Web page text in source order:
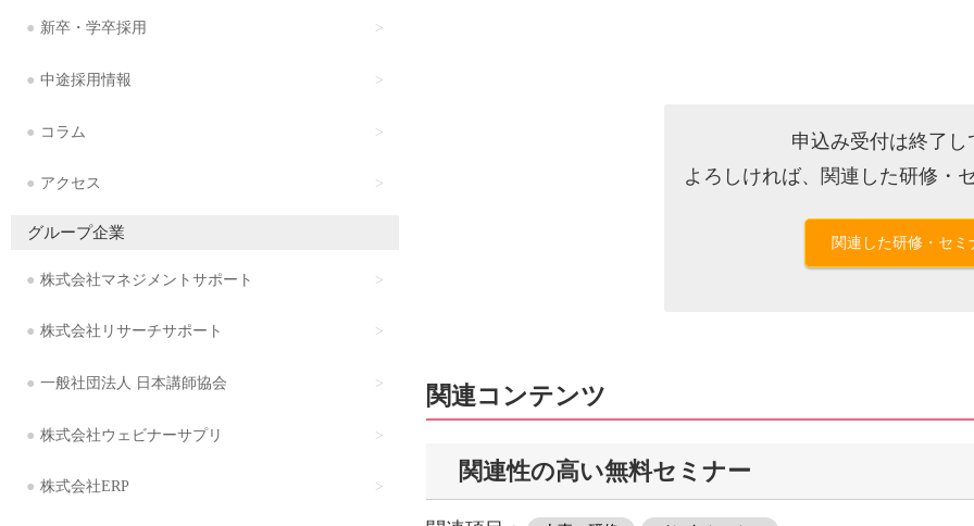
新卒・学卒採用
中途採用情報
コラム
アクセス
グループ企業
株式会社マネジメントサポート
株式会社リサーチサポート
一般社団法人 日本講師協会
株式会社ウェビナーサプリ
株式会社ERP
申込み受付は終了し
よろしければ、関連した研修・
関連した研修・セミ
関連コンテンツ
関連性の高い無料セミナー